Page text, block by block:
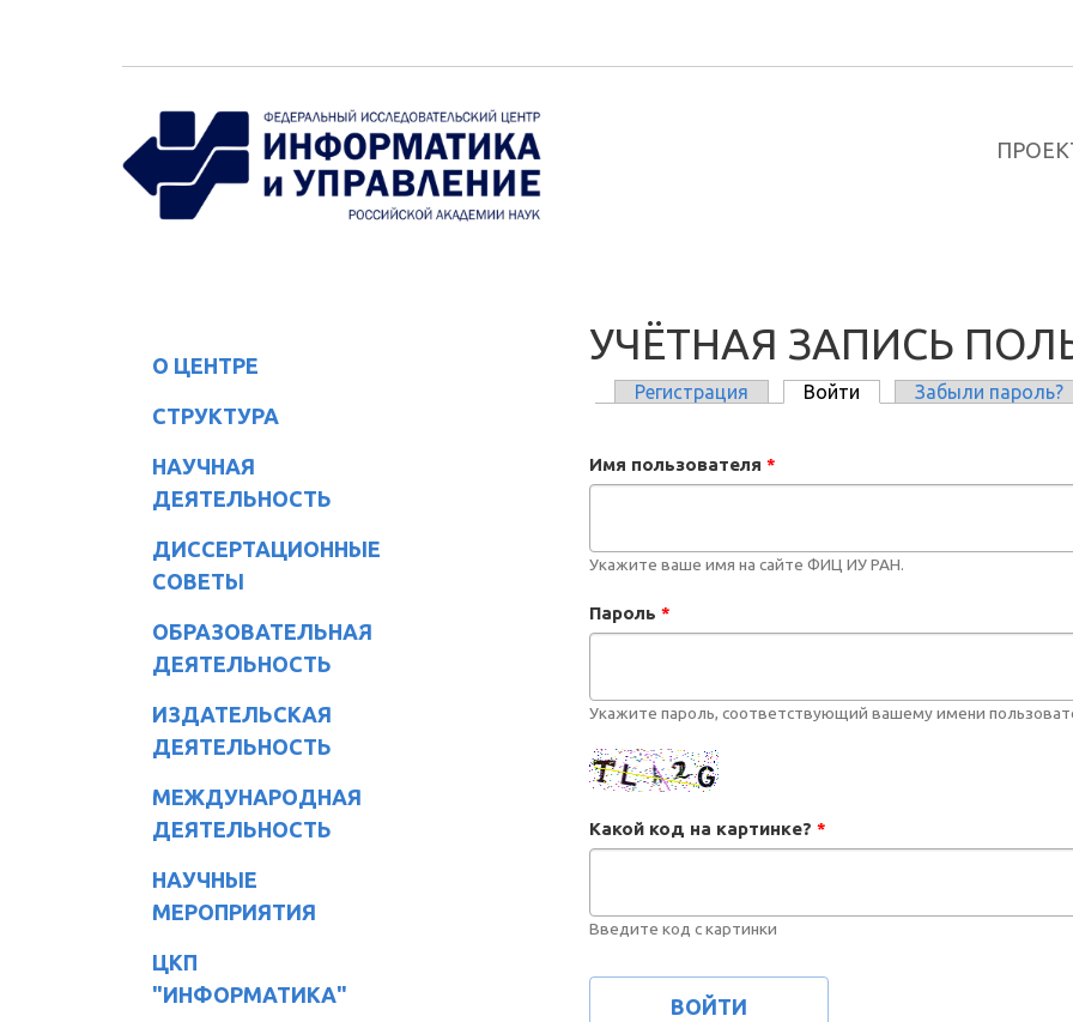
О ЦЕНТРЕ
СТРУКТУРА
НАУЧНАЯ
ДЕЯТЕЛЬНОСТЬ
ДИССЕРТАЦИОННЫЕ
СОВЕТЫ
ОБРАЗОВАТЕЛЬНАЯ
ДЕЯТЕЛЬНОСТЬ
ИЗДАТЕЛЬСКАЯ
ДЕЯТЕЛЬНОСТЬ
МЕЖДУНАРОДНАЯ
ДЕЯТЕЛЬНОСТЬ
НАУЧНЫЕ
МЕРОПРИЯТИЯ
ЦКП
"ИНФОРМАТИКА"
УЧЁТНАЯ ЗАПИСЬ
Регистрация Войти (активная вкладка)
Забыли пароль?
Имя пользователя *
Укажите ваше имя на сайте ФИЦ ИУ РАН.
Пароль *
Укажите пароль, соответствующий вашему имени
Какой код на картинке? *
Введите код с картинки